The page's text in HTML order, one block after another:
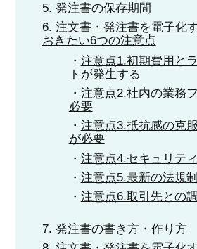
発注書の保存期間
注文書・発注書を電子化
おきたい6つの注意点
注意点1.初期費用と
トが発生する
注意点2.社内の業務
必要
注意点3.抵抗感の克
が必要
注意点4.セキュリテ
注意点5.最新の法規
注意点6.取引先との
発注書の書き方・作り方